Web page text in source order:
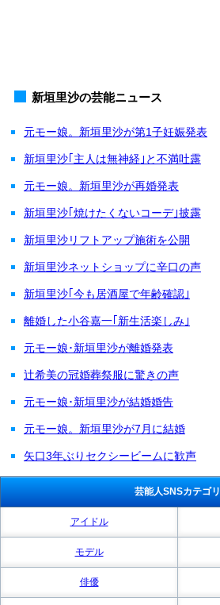
新垣里沙の芸能ニュース
元モー娘。新垣里沙が第1子妊娠発表
新垣里沙｢主人は無神経｣と不満吐露
元モー娘。新垣里沙が再婚発表
新垣里沙｢焼けたくないコーデ｣披露
新垣里沙リフトアップ施術を公開
新垣里沙ネットショップに辛口の声
新垣里沙｢今も居酒屋で年齢確認｣
離婚した小谷嘉一｢新生活楽しみ｣
元モー娘･新垣里沙が離婚発表
辻希美の冠婚葬祭服に驚きの声
元モー娘･新垣里沙が結婚婚告
元モー娘。新垣里沙が7月に結婚
矢口3年ぶりセクシービームに歓声
芸能人SNSカテゴリ
アイドル
モデル
俳優